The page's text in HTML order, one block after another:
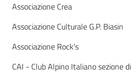
l
r
a
m
Associazione Crea
Associazione Culturale G.P. Biasin
Associazione Rock's
CAI - Club Alpino Italiano sezione